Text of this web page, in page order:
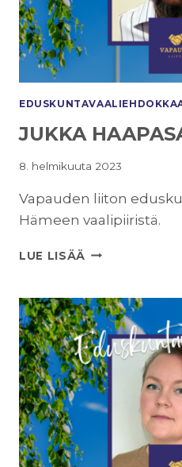
JUKKA
8. helmikuuta 2023
Vapauden liiton
Hämeen vaalipiiristä.
LUE LISÄÄ JUKKA